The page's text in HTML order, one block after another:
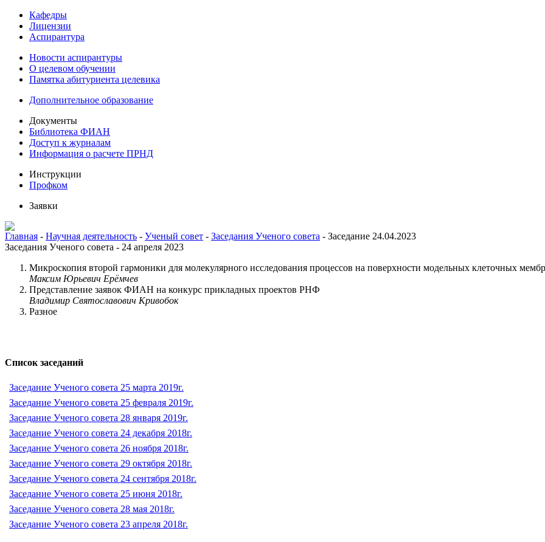
Кафедры
Лицензии
Аспирантура
Новости аспирантуры
О целевом обучении
Памятка абитуриента целевика
Дополнительное образование
Документы
Библиотека ФИАН
Доступ к журналам
Информация о расчете ПРНД
Инструкции
Профком
Заявки
Главная - Научная деятельность - Ученый совет - Заседания Ученого совета - Заседание 24.04.2023
Заседания Ученого совета - 24 апреля 2023
Микроскопия второй гармоники для молекулярного исследования процессов на поверхности модельных клеточных
Максим Юрьевич Ерёмчев
Представление заявок ФИАН на конкурс прикладных проектов РНФ
Владимир Святославович Кривобок
Разное
Список заседаний
Заседание Ученого совета 25 марта 2019г.
Заседание Ученого совета 25 февраля 2019г.
Заседание Ученого совета 28 января 2019г.
Заседание Ученого совета 24 декабря 2018г.
Заседание Ученого совета 26 ноября 2018г.
Заседание Ученого совета 29 октября 2018г.
Заседание Ученого совета 24 сентября 2018г.
Заседание Ученого совета 25 июня 2018г.
Заседание Ученого совета 28 мая 2018г.
Заседание Ученого совета 23 апреля 2018г.